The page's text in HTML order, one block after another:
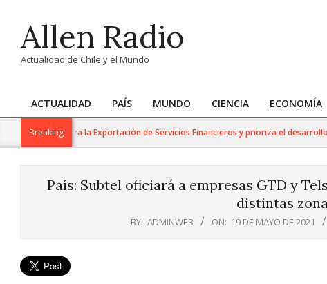
contentAllen Radio
Actualidad de Chile y el Mundo
Primary
Navigation
ACTUALIDAD PAÍS MUNDO CIENCIA ECONOMÍA
Breaking
de Trabajo para la Exportación de Servicios Financieros y prioriza el desarrollo
País: Subtel oficiará a empresas GTD y
distintas
BY: ADMINWEB ON: 19 DE MAYO DE 2021